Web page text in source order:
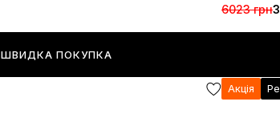
ШВИДКА ПОКУПКА
6023 грн
Акція